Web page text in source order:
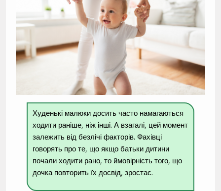
Худенькі малюки досить часто намагаються
ходити раніше, ніж інші. А взагалі, цей момент
залежить від безлічі факторів. Фахівці
говорять про те, що якщо батьки дитини
почали ходити рано, то ймовірність того, що
дочка повторить їх досвід, зростає.